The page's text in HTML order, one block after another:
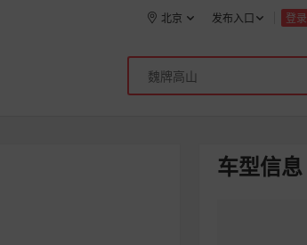
登录
发布入口
北京
车型信息